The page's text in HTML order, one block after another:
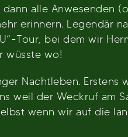
alle Anwesenden
erinnern. Legendär
Tour, bei dem wir
wüsste wo!
Nachtleben.
weil der Weckruf am
wenn wir auf die